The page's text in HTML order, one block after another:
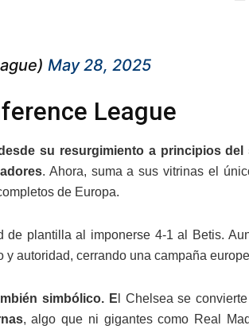
May 28, 2025
League
su resurgimiento a principios del
. Ahora, suma a sus vitrinas el
de Europa.
plantilla al imponerse 4-1 al Betis.
autoridad, cerrando una campaña
simbólico. E l Chelsea se
, algo que ni gigantes como Real